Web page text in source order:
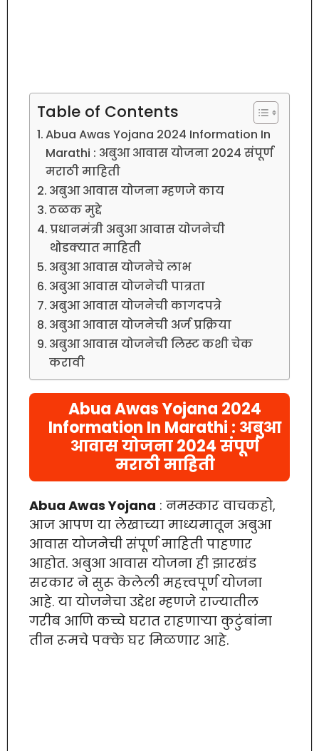
Table of Contents
Abua Awas Yojana 2024 Information In
Marathi : अबुआ आवास योजना 2024 संपूर्ण
मराठी माहिती
अबुआ आवास योजना म्हणजे काय
ठळक मुद्दे
प्रधानमंत्री अबुआ आवास योजनेची
थोडक्यात माहिती
अबुआ आवास योजनेचे लाभ
अबुआ आवास योजनेची पात्रता
अबुआ आवास योजनेची कागदपत्रे
अबुआ आवास योजनेची अर्ज प्रक्रिया
अबुआ आवास योजनेची लिस्ट कशी चेक
करावी
Abua Awas Yojana 2024
Information In Marathi : अबुआ
आवास योजना 2024 संपूर्ण
मराठी माहिती
Abua Awas Yojana : नमस्कार वाचकहो,
आज आपण या लेखाच्या माध्यमातून अबुआ
आवास योजनेची संपूर्ण माहिती पाहणार
आहोत. अबुआ आवास योजना ही झारखंड
सरकार ने सुरू केलेली महत्त्वपूर्ण योजना
आहे. या योजनेचा उद्देश म्हणजे राज्यातील
गरीब आणि कच्चे घरात राहणाऱ्या कुटुंबांना
तीन रूमचे पक्के घर मिळणार आहे.